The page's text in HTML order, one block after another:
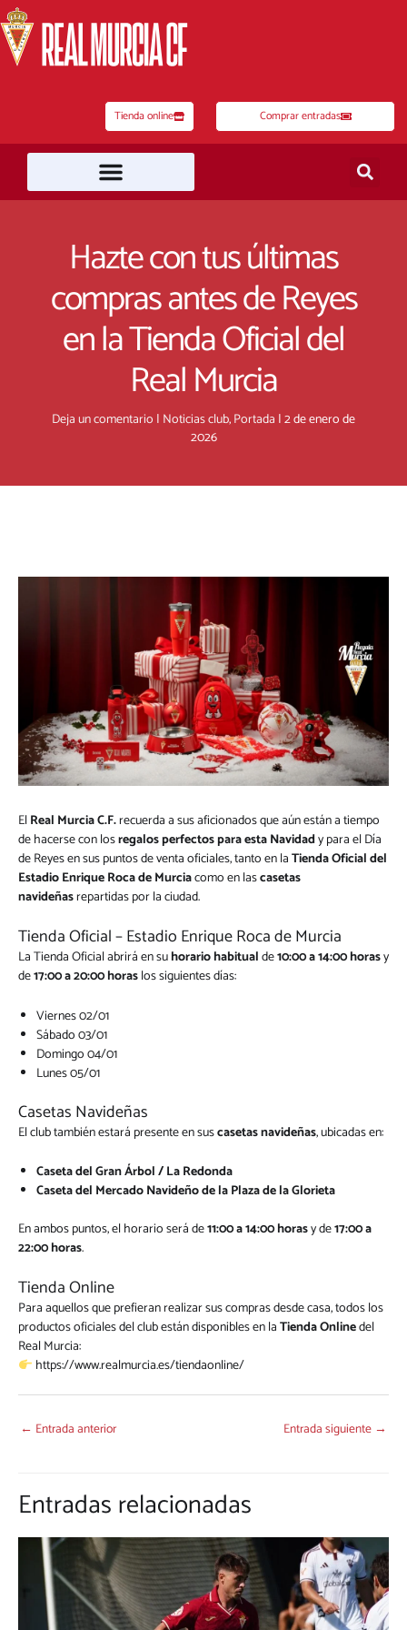
al
contenido
Tienda online Comprar entradas
Hazte con tus últimas
compras antes de Reyes
en la Tienda Oficial del
Real Murcia
Deja un comentario | Noticias club,Portada |2 de enero de
2026
ElReal Murcia C.F.recuerda a sus aficionados que aún están a tiempo
de hacerse con losregalos perfectos para esta Navidady para el Día
de Reyes en sus puntos de venta oficiales, tanto en laTienda Oficial del
Estadio Enrique Roca de Murciacomo en lascasetas
navideñasrepartidas por la ciudad.
Tienda Oficial – Estadio Enrique Roca de Murcia
La Tienda Oficial abrirá en suhorario habitualde10:00 a 14:00 horasy
de17:00 a 20:00 horaslos siguientes días:
Viernes 02/01
Sábado 03/01
Domingo 04/01
Lunes 05/01
Casetas Navideñas
El club también estará presente en suscasetas navideñas, ubicadas en:
Caseta del Gran Árbol / La Redonda
Caseta del Mercado Navideño de la Plaza de la Glorieta
En ambos puntos, el horario será de11:00 a 14:00 horasy de17:00 a
22:00 horas.
Tienda Online
Para aquellos que prefieran realizar sus compras desde casa, todos los
productos oficiales del club están disponibles en laTienda Onlinedel
Real Murcia:
https://www.realmurcia.es/tiendaonline/
← Entrada anterior Entrada siguiente →
Entradas relacionadas